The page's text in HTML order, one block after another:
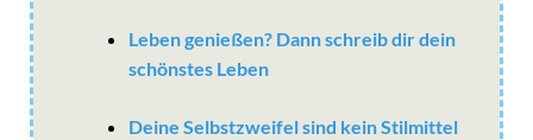
Leben genießen? Dann schreib dir dein
schönstes Leben
Deine Selbstzweifel sind kein Stilmittel